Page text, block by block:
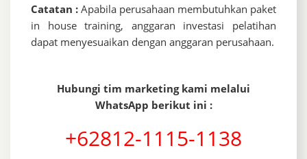
Catatan : Apabila perusahaan membutuhkan paket
in house training, anggaran investasi pelatihan
dapat menyesuaikan dengan anggaran perusahaan.
Hubungi tim marketing kami melalui
WhatsApp berikut ini :
+62812-1115-1138